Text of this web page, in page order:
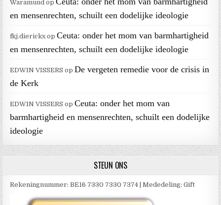
Waramund op
en mensenrechten, schuilt een dodelijke ideologie
fkj.dierickx opCeuta: onder het mom van barmhartigheid
en mensenrechten, schuilt een dodelijke ideologie
EDWIN VISSERS op De vergeten remedie voor de crisis in
de Kerk
EDWIN VISSERS opCeuta: onder het mom van
barmhartigheid en mensenrechten, schuilt een dodelijke
ideologie
STEUN ONS
Rekeningnummer: BE16 7330 7330 7374 | Mededeling: Gift